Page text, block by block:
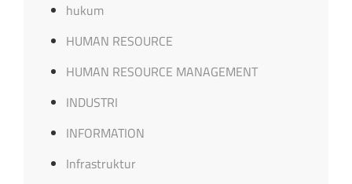
hukum
HUMAN RESOURCE
HUMAN RESOURCE MANAGEMENT
INDUSTRI
INFORMATION
Infrastruktur